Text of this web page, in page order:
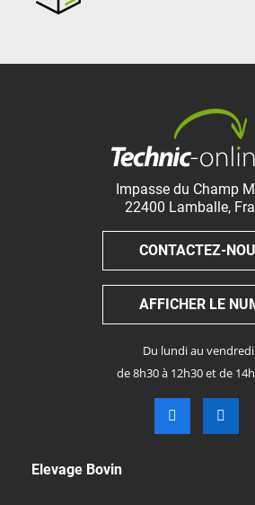
Impasse du Champ
22400 Lamballe,
CONTACTEZ-
AFFICHER LE
Du lundi au
de 8h30 à 12h30 et de
Elevage Bovin